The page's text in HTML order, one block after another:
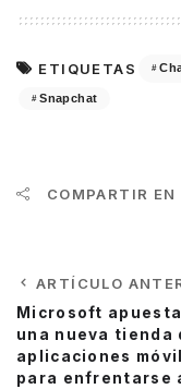
ETIQUETAS
Snapchat
COMPARTIR EN
ARTÍCULO
Microsoft
una nueva tienda
aplicaciones
para enfrentarse